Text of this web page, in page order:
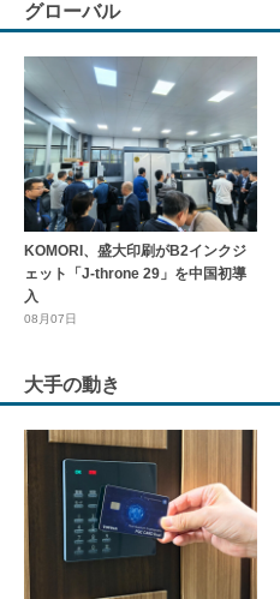
グローバル
KOMORI、盛大印刷がB2インクジ
ェット「J-throne 29」を中国初導
入
08月07日
大手の動き